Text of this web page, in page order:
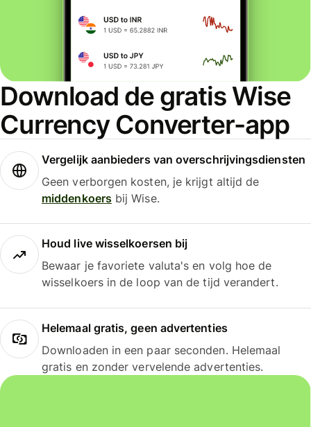
Download de gratis Wise
Currency Converter-app
Vergelijk aanbieders van overschrijvingsdiensten
Geen verborgen kosten, je krijgt altijd de
middenkoersbij Wise.
Houd live wisselkoersen bij
Bewaar je favoriete valuta's en volg hoe de
wisselkoers in de loop van de tijd verandert.
Helemaal gratis, geen advertenties
Downloaden in een paar seconden. Helemaal
gratis en zonder vervelende advertenties.